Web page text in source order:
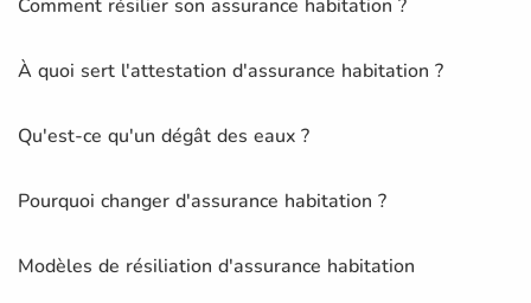
Comment résilier son assurance habitation ?
À quoi sert l'attestation d'assurance habitation ?
Qu'est-ce qu'un dégât des eaux ?
Pourquoi changer d'assurance habitation ?
Modèles de résiliation d'assurance habitation